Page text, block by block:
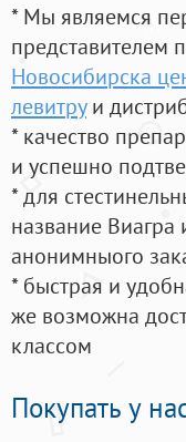
* Мы являемся
представителем
Новосибирска
левитруи
* качество
и успешно
* для
название Виагра
анонимныого
* быстрая и
же возможна
классом
Покупать у